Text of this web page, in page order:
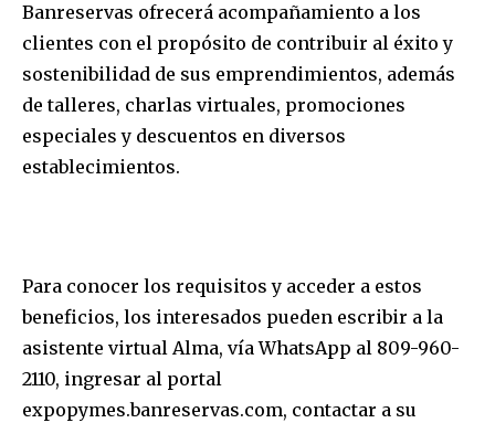
Banreservas ofrecerá acompañamiento a los
clientes con el propósito de contribuir al éxito y
sostenibilidad de sus emprendimientos, además
de talleres, charlas virtuales, promociones
especiales y descuentos en diversos
establecimientos.
Para conocer los requisitos y acceder a estos
beneficios, los interesados pueden escribir a la
asistente virtual Alma, vía WhatsApp al 809-960-
2110, ingresar al portal
expopymes.banreservas.com, contactar a su